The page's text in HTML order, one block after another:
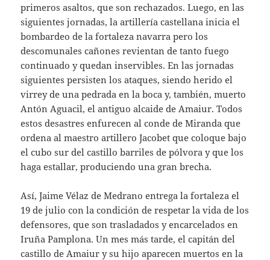
primeros asaltos, que son rechazados. Luego, en las
siguientes jornadas, la artillería castellana inicia el
bombardeo de la fortaleza navarra pero los
descomunales cañones revientan de tanto fuego
continuado y quedan inservibles. En las jornadas
siguientes persisten los ataques, siendo herido el
virrey de una pedrada en la boca y, también, muerto
Antón Aguacil, el antiguo alcaide de Amaiur. Todos
estos desastres enfurecen al conde de Miranda que
ordena al maestro artillero Jacobet que coloque bajo
el cubo sur del castillo barriles de pólvora y que los
haga estallar, produciendo una gran brecha.
Así, Jaime Vélaz de Medrano entrega la fortaleza el
19 de julio con la condición de respetar la vida de los
defensores, que son trasladados y encarcelados en
Iruña Pamplona. Un mes más tarde, el capitán del
castillo de Amaiur y su hijo aparecen muertos en la